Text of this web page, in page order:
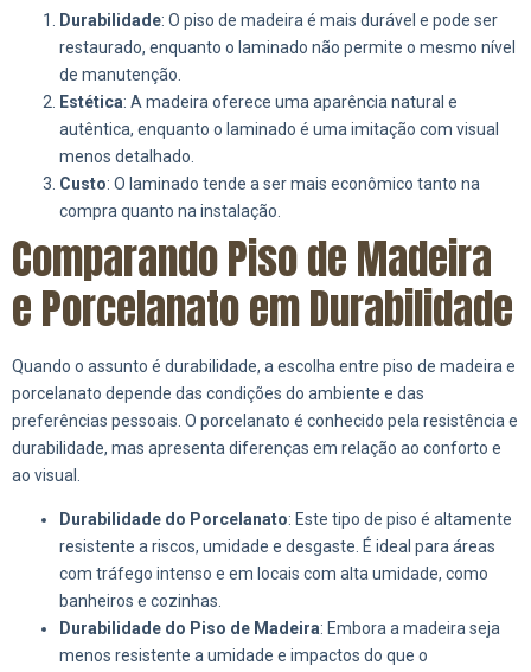
Durabilidade: O piso de madeira é mais durável e pode ser
restaurado, enquanto o laminado não permite o mesmo nível
de manutenção.
Estética: A madeira oferece uma aparência natural e
autêntica, enquanto o laminado é uma imitação com visual
menos detalhado.
Custo: O laminado tende a ser mais econômico tanto na
compra quanto na instalação.
Comparando Piso de Madeira
e Porcelanato em Durabilidade
Quando o assunto é durabilidade, a escolha entre piso de madeira e
porcelanato depende das condições do ambiente e das
preferências pessoais. O porcelanato é conhecido pela resistência e
durabilidade, mas apresenta diferenças em relação ao conforto e
ao visual.
Durabilidade do Porcelanato: Este tipo de piso é altamente
resistente a riscos, umidade e desgaste. É ideal para áreas
com tráfego intenso e em locais com alta umidade, como
banheiros e cozinhas.
Durabilidade do Piso de Madeira: Embora a madeira seja
menos resistente a umidade e impactos do que o